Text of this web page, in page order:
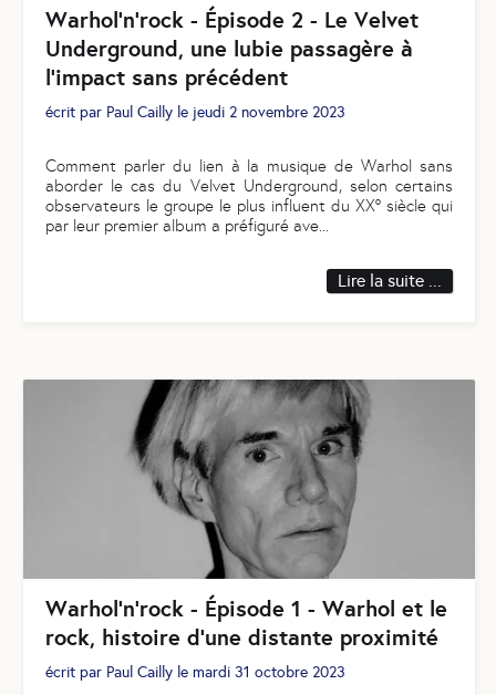
Warhol’n’rock - Épisode 2 - Le Velvet
Underground, une lubie passagère à
l’impact sans précédent
écrit par Paul Cailly le jeudi 2 novembre 2023
Comment parler du lien à la musique de Warhol sans
aborder le cas du Velvet Underground, selon certains
observateurs le groupe le plus influent du XX° siècle qui
par leur premier album a préfiguré ave
Lire la suite ...
Warhol’n’rock - Épisode 1 - Warhol et le
rock, histoire d’une distante proximité
écrit par Paul Cailly le mardi 31 octobre 2023